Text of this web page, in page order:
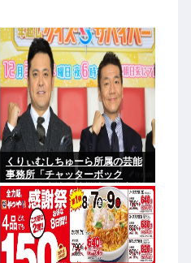
くりぃむしちゅーら所属の芸能
事務所「チャッターボック
ス」、熊本地震被災地に災害義
援金寄付を発表